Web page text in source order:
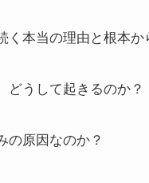
く本当の理由と根本
どうして起きるのか？
の原因なのか？